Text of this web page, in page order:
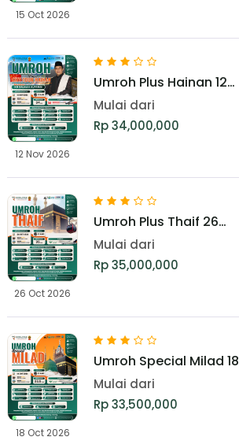
15 Oct 2026
12 Nov 2026
Umroh Plus Hainan 12
Nopember 2026
Mulai dari
Rp 34,000,000
26 Oct 2026
Umroh Plus Thaif 26
Oktober 2026
Mulai dari
Rp 35,000,000
18 Oct 2026
Umroh Special Milad 18
Oktober 2026
Mulai dari
Rp 33,500,000